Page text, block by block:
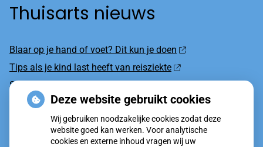
Thuisarts nieuws
Blaar op je hand of voet? Dit kun je doen
Tips als je kind last heeft van reisziekte
Sterke zon op je huid: let op
Denk je na over een borstvergroting?
Twijfel over gender? Hier vind je hulp
Deze website gebruikt cookies
Wij gebruiken noodzakelijke cookies zodat deze
website goed kan werken. Voor analytische
cookies en externe inhoud vragen wij uw